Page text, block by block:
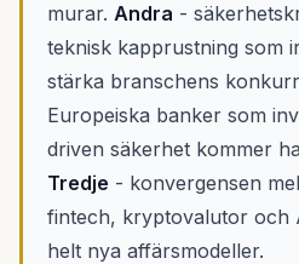
murar. Andra -
teknisk kapprustning som
stärka branschens
Europeiska banker som
driven säkerhet kommer
Tredje - konvergensen
fintech, kryptovalutor och
helt nya affärsmodeller.